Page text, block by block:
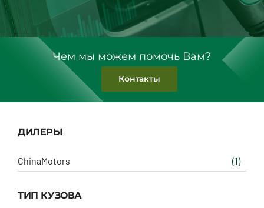
Чем мы можем помочь Вам?
Контакты
ДИЛЕРЫ
ChinaMotors (1)
ТИП КУЗОВА